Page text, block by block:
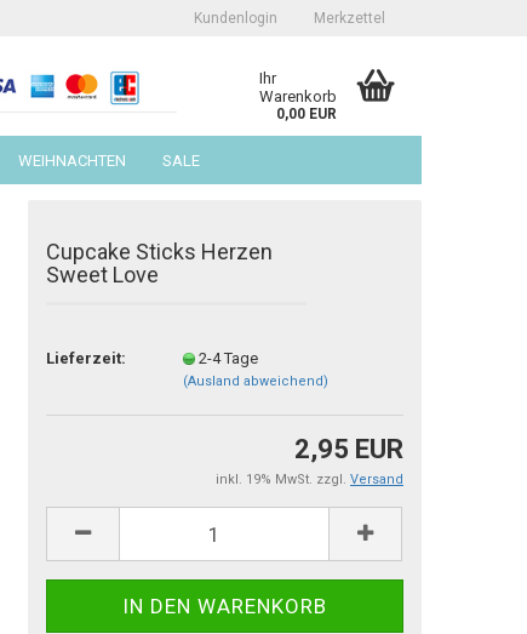
Kundenlogin Merkzettel
Ihr
Warenkorb
0,00 EUR
WEIHNACHTEN SALE
Cupcake Sticks Herzen
Sweet Love
Lieferzeit: 2-4 Tage
(Ausland abweichend)
2,95 EUR
inkl. 19% MwSt. zzgl. Versand